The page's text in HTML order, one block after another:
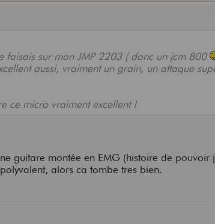
faisais sur mon JMP 2203 ( donc un jcm 800
aussi, vraiment un grain, un attaque
ce micro vraiment excellent !
guitare montée en EMG (histoire de pouvoir
alors ca tombe tres bien.